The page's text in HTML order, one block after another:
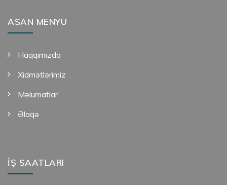
ASAN MENYU
Haqqımızda
Xidmətlərimiz
Məlumatlar
Əlaqə
İŞ SAATLARI